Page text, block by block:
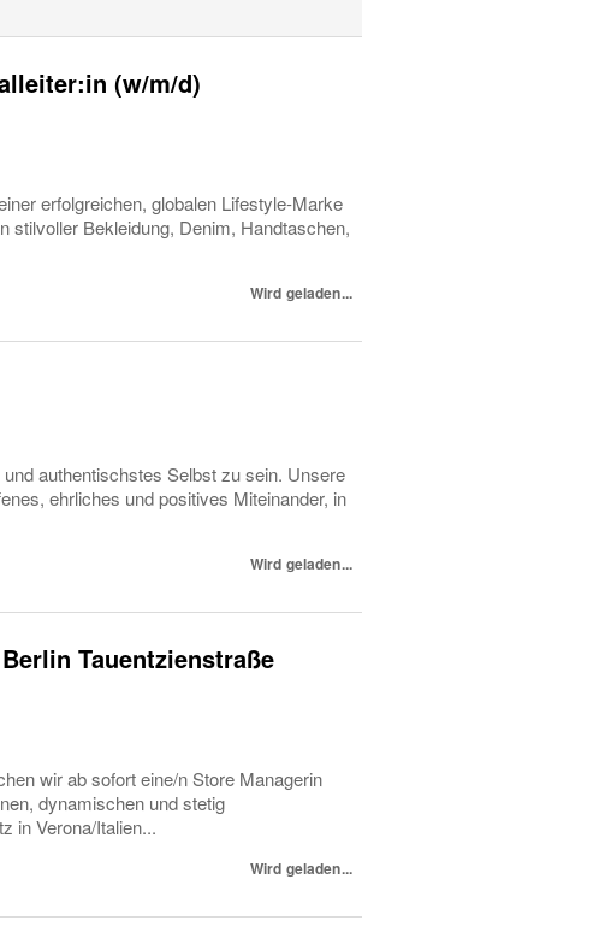
(w/m/d)
erfolgreichen, globalen Lifestyle-Marke
stilvoller Bekleidung, Denim, Handtaschen,
Wird geladen...
authentischstes Selbst zu sein. Unsere
ehrliches und positives Miteinander, in
Wird geladen...
Tauentzienstraße
wir ab sofort eine/n Store Managerin
dynamischen und stetig
in Verona/Italien...
Wird geladen...